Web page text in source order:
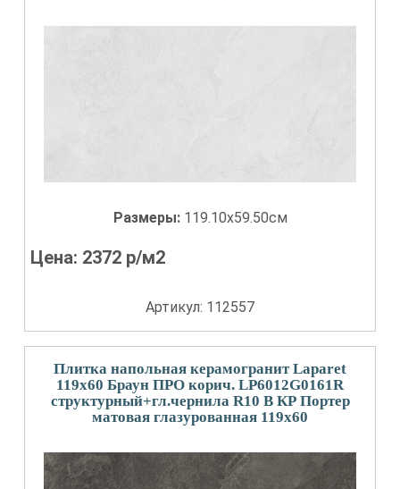
Размеры: 119.10x59.50см
Цена: 2372 р/м2
Артикул: 112557
Плитка напольная керамогранит Laparet
119x60 Браун ПРО корич. LP6012G0161R
структурный+гл.чернила R10 B КР Портер
матовая глазурованная 119x60